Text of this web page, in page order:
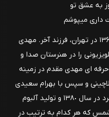
به عشق تو
داری میپوشم
مهدى مقدم متولد سوم آبان ۱۳۶۰ در تهران، فرزند آخر. مهدى
را در هنرستان صدا و
حرفه اى مهدی مقدم در زمينه
با فریبرز لاچینی و سپس با بهرام سعيدى
و در نهايت توليد آلبوم خونسرد در سال ١٣٨٠ و توليد آلبوم
١٣٨٣ با پيام شمس كه هر كدام به ترتيب در